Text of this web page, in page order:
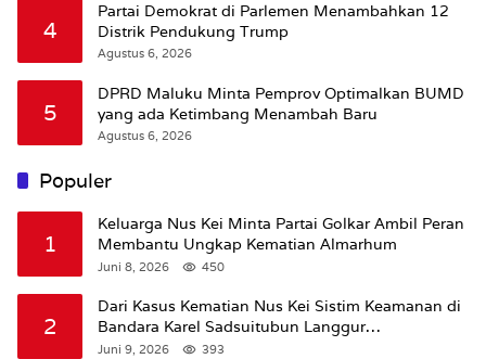
4
Partai Demokrat di Parlemen Menambahkan 12
Distrik Pendukung Trump
Agustus 6, 2026
5
DPRD Maluku Minta Pemprov Optimalkan BUMD
yang ada Ketimbang Menambah Baru
Agustus 6, 2026
Populer
1
Keluarga Nus Kei Minta Partai Golkar Ambil Peran
Membantu Ungkap Kematian Almarhum
Juni 8, 2026 450
2
Dari Kasus Kematian Nus Kei Sistim Keamanan di
Bandara Karel Sadsuitubun Langgur
Dipertanyakan
Juni 9, 2026 393